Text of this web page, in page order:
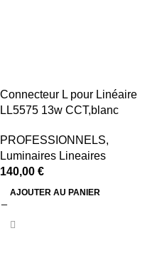
Connecteur L pour Linéaire
LL5575 13w CCT,blanc
PROFESSIONNELS,
Luminaires Lineaires
140,00 €
AJOUTER AU PANIER